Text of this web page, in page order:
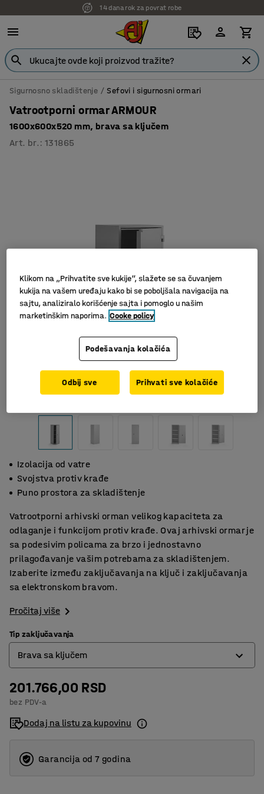
14 dana rok za povrat robe
Sigurnosno skladištenje Sefovi i sigurnosni ormari
Vatrootporni ormar ARMOUR
1600x600x520 mm, brava sa ključem
Art. br. :131865
Slični proizvodi
Izolacija od vatre
Svojstva protiv krađe
Puno prostora za skladištenje
Vatrootporni arhivski orman velikog kapaciteta za
odlaganje i funkcijom protiv krađe. Ovaj arhivski ormar je
sa podesivim policama za brzo i jednostavno
prilagođavanje vašim potrebama za skladištenjem.
Izaberite između zaključavanja na ključ i zaključavanja
sa elektronskom bravom.
Pročitaj više
Tip zaključavanja
Brava sa ključem
Brava sa ključem
Elektronska brava
201.766,00 RSD
bez PDV-a
Dodaj na listu za kupovinu
Garancija od 7 godina
Klikom na „Prihvatite sve kukije“, slažete se sa čuvanjem
kukija na vašem uređaju kako bi se poboljšala navigacija na
sajtu, analiziralo korišćenje sajta i pomoglo u našim
marketinškim naporima. Cooke policy
Podešavanja kolačića
Odbij sve Prihvati sve kolačiće